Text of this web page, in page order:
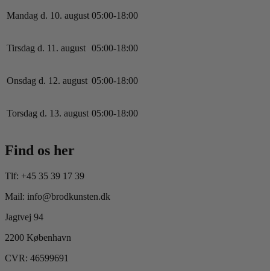
Mandag d. 10. august 05:00-18:00
Tirsdag d. 11. august 05:00-18:00
Onsdag d. 12. august 05:00-18:00
Torsdag d. 13. august 05:00-18:00
Find os her
Tlf: +45 35 39 17 39
Mail: info@brodkunsten.dk
Jagtvej 94
2200 København
CVR: 46599691